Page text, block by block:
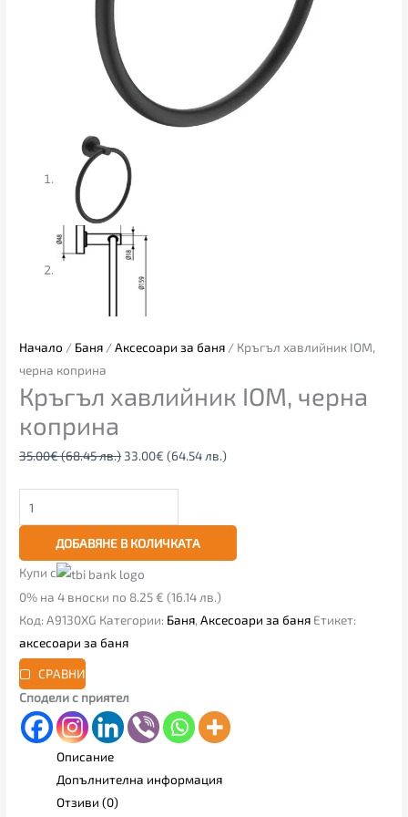
Начало / Баня /Аксесоари за баня / Кръгъл хавлийник IOM,
черна коприна
Кръгъл хавлийник IOM, черна
коприна
35.00€(68.45 лв.) 33.00€ (64.54 лв.)
ДОБАВЯНЕ В КОЛИЧКАТА
Купи с
0% на 4 вноски по 8.25 € (16.14 лв.)
Код:A9130XG Категории: Баня,Аксесоари за баня Етикет:
аксесоари за баня
СРАВНИ
Сподели с приятел
Описание
Допълнителна информация
Отзиви (0)